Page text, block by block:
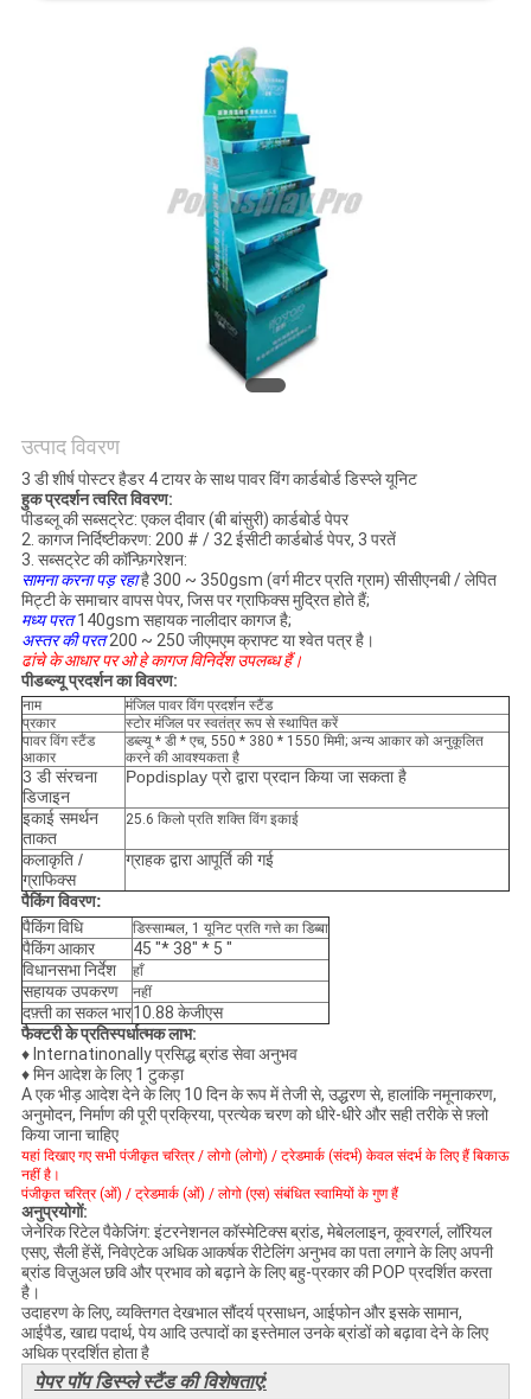
POLICY
उत्पाद विवरण
3 डी शीर्ष पोस्टर हैडर 4 टायर के साथ पावर विंग कार्डबोर्ड डिस्प्ले यूनिट
हुक प्रदर्शन त्वरित विवरण:
पीडब्लू की सब्सट्रेट: एकल दीवार (बी बांसुरी) कार्डबोर्ड पेपर
2. कागज निर्दिष्टीकरण: 200 # / 32 ईसीटी कार्डबोर्ड पेपर, 3 परतें
3. सब्सट्रेट की कॉन्फ़िगरेशन:
सामना करना पड़ रहाहै 300 ~ 350gsm (वर्ग मीटर प्रति ग्राम) सीसीएनबी / लेपित
मिट्टी के समाचार वापस पेपर, जिस पर ग्राफिक्स मुद्रित होते हैं;
मध्य परत140gsm सहायक नालीदार कागज है;
अस्तर की परत200 ~ 250 जीएमएम क्राफ्ट या श्वेत पत्र है।
ढांचे के आधार परओ हे कागज विनिर्देश उपलब्ध हैं।
पीडब्ल्यू प्रदर्शन का विवरण:
नाम
मंजिल पावर विंग प्रदर्शन स्टैंड
प्रकार
स्टोर मंजिल पर स्वतंत्र रूप से स्थापित करें
पावर विंग स्टैंड
आकार
डब्ल्यू * डी * एच, 550 * 380 * 1550 मिमी; अन्य आकार को अनुकूलित
करने की आवश्यकता है
3 डी संरचना
डिजाइन
Popdisplay प्रो द्वारा प्रदान किया जा सकता है
इकाई समर्थन
ताकत
25.6 किलो प्रति शक्ति विंग इकाई
कलाकृति /
ग्राफिक्स
ग्राहक द्वारा आपूर्ति की गई
पैकिंग विवरण:
पैकिंग विधि
डिस्साम्बल, 1 यूनिट प्रति गत्ते का डिब्बा
पैकिंग आकार
45 "* 38" * 5 "
विधानसभा निर्देश
हाँ
सहायक उपकरण नहीं
दफ़्ती का सकल भार10.88 केजीएस
फैक्टरी के प्रतिस्पर्धात्मक लाभ:
♦ Internatinonally प्रसिद्ध ब्रांड सेवा अनुभव
♦मिनआदेश के लिए 1 टुकड़ा
A एक भीड़ आदेश देने के लिए 10 दिन के रूप में तेजी से, उद्धरण से, हालांकि नमूनाकरण,
अनुमोदन, निर्माण की पूरी प्रक्रिया, प्रत्येक चरण को धीरे-धीरे और सही तरीके से फ़्लो
किया जाना चाहिए
यहां दिखाए गए सभी पंजीकृत चरित्र / लोगो (लोगो) / ट्रेडमार्क (संदर्भ) केवल संदर्भ के लिए हैं बिकाऊ
नहीं है।
पंजीकृत चरित्र (ओं) / ट्रेडमार्क (ओं) / लोगो (एस) संबंधित स्वामियों के गुण हैं
अनुप्रयोगों:
जेनेरिक रिटेल पैकेजिंग: इंटरनेशनल कॉस्मेटिक्स ब्रांड, मेबेललाइन, कूवरगर्ल, लॉरियल
एसए, सैली हेंसें, निवेएटेक अधिक आकर्षक रीटेलिंग अनुभव का पता लगाने के लिए अपनी
ब्रांड विज़ुअल छवि और प्रभाव को बढ़ाने के लिए बहु-प्रकार की POP प्रदर्शित करता
है।
उदाहरण के लिए, व्यक्तिगत देखभाल सौंदर्य प्रसाधन, आईफोन और इसके सामान,
आईपैड, खाद्य पदार्थ, पेय आदि उत्पादों का इस्तेमाल उनके ब्रांडों को बढ़ावा देने के लिए
अधिक प्रदर्शित होता है
पेपर पॉप डिस्प्ले स्टैंड की विशेषताएं: